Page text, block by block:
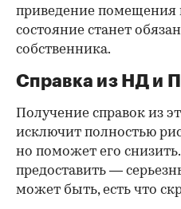
приведение помещения
состояние станет
собственника.
Справка из НД и
Получение справок из
исключит полностью
но поможет его снизить.
предоставить —
может быть, есть что